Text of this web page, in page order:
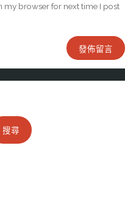
my browser for next time I post
搜尋